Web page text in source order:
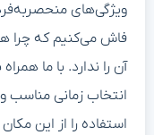
ویژگی‌های
فاش می‌کنیم که چرا
آن را ندارد. با ما
انتخاب زمانی مناسب و
استفاده را از این